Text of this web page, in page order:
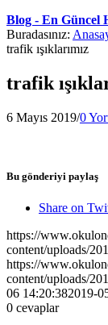
Blog - En Güncel
Buradasınız:
trafik ışıklarımız
trafik
6 Mayıs 2019/0
Bu gönderiyi paylaş
Share on
https://
content/uploads/
https://
content/uploads/
06 14:20:382019-
0 cevaplar